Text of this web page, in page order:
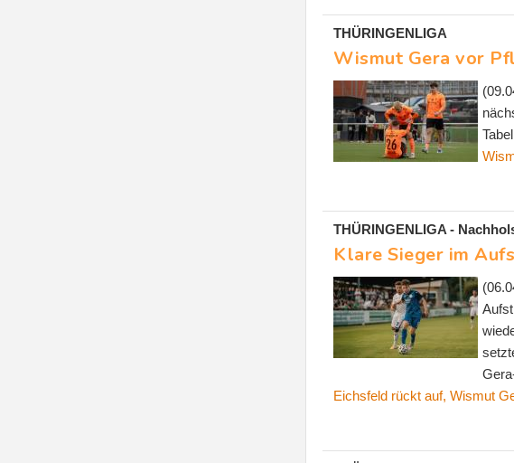
THÜRINGENLIGA
Wismut Gera vor
THÜRINGENLIGA -
Klare Sieger im
Eichsfeld rückt auf, Wismut